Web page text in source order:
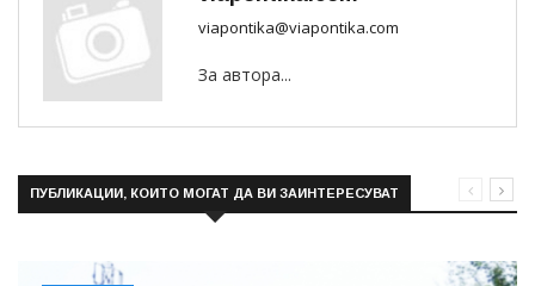
viapontika@viapontika.com
За автора...
ПУБЛИКАЦИИ, КОИТО МОГАТ ДА ВИ ЗАИНТЕРЕСУВАТ